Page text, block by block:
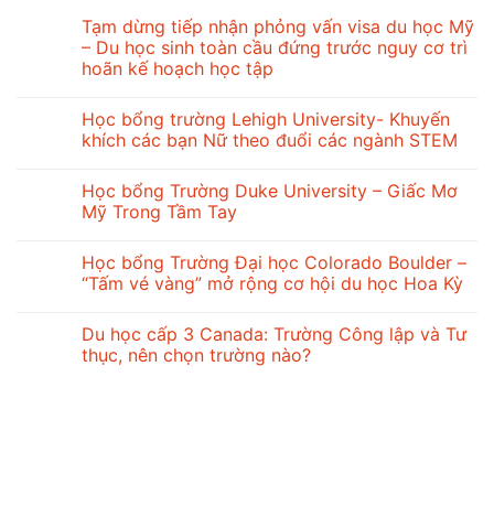
Tạm dừng tiếp nhận phỏng vấn visa du học Mỹ
– Du học sinh toàn cầu đứng trước nguy cơ trì
hoãn kế hoạch học tập
Học bổng trường Lehigh University- Khuyến
khích các bạn Nữ theo đuổi các ngành STEM
Học bổng Trường Duke University – Giấc Mơ
Mỹ Trong Tầm Tay
Học bổng Trường Đại học Colorado Boulder –
“Tấm vé vàng” mở rộng cơ hội du học Hoa Kỳ
Du học cấp 3 Canada: Trường Công lập và Tư
thục, nên chọn trường nào?